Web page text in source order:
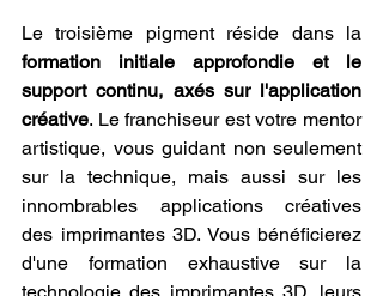
formation initiale approfondie et le
support continu, axés sur l'application
créative. Le franchiseur est votre mentor
artistique, vous guidant non seulement
sur la technique, mais aussi sur les
innombrables applications créatives
des imprimantes 3D. Vous bénéficierez
d'une formation exhaustive sur la